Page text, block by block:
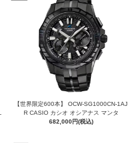
【世界限定600本】 OCW-SG1000CN-1AJ
R CASIO カシオ オシアナス マンタ
682,000円(税込)